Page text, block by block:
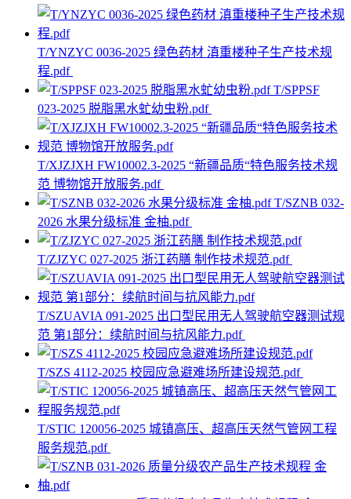
T/YNZYC 0036-2025 绿色药材 滇重楼种子生产技术规
程.pdf
T/SPPSF
023-2025 脱脂黑水虻幼虫粉.pdf
T/XJZJXH FW10002.3-2025 “新疆品质“特色服务技术规
范 博物馆开放服务.pdf
T/SZNB 032-
2026 水果分级标准 金柚.pdf
T/ZJZYC 027-2025 浙江药膳 制作技术规范.pdf
T/SZUAVIA 091-2025 出口型民用无人驾驶航空器测试规
范 第1部分：续航时间与抗风能力.pdf
T/SZS 4112-2025 校园应急避难场所建设规范.pdf
T/STIC 120056-2025 城镇高压、超高压天然气管网工程
服务规范.pdf